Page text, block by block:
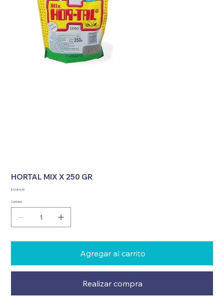
HORTAL MIX X 250 GR
Precio
$ 3.984,65
Cantidad
Agregar al carrito
Realizar compra